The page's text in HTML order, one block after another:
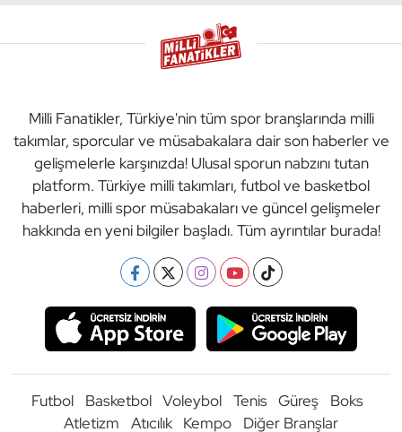
Milli Fanatikler, Türkiye'nin tüm spor branşlarında milli
takımlar, sporcular ve müsabakalara dair son haberler ve
gelişmelerle karşınızda! Ulusal sporun nabzını tutan
platform. Türkiye milli takımları, futbol ve basketbol
haberleri, milli spor müsabakaları ve güncel gelişmeler
hakkında en yeni bilgiler başladı. Tüm ayrıntılar burada!
Futbol Basketbol Voleybol Tenis Güreş
Boks
Atletizm
Atıcılık Kempo Diğer Branşlar